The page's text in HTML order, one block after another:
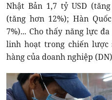
Nhật Bản 1,7 tỷ USD
(tăng hơn 12%); Hàn
7%)... Cho thấy năng lực
linh hoạt trong chiến lược
hàng của doanh nghiệp